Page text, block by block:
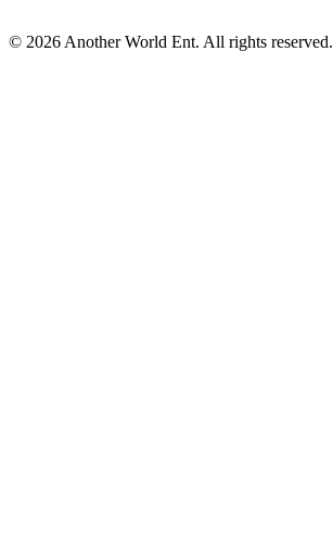
© 2026 Another World Ent. All rights reserved.